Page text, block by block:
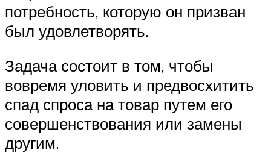
потребность, которую он призван
был удовлетворять.
Задача состоит в том, чтобы
вовремя уловить и предвосхитить
спад спроса на товар путем его
совершенствования или замены
другим.